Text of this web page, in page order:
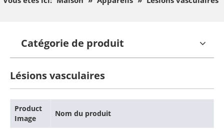
Catégorie de produit
Lésions vasculaires
Product
Image
Nom du produit